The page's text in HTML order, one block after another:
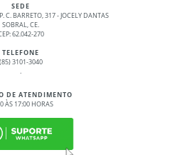
SEDE
C. BARRETO, 317 - JOCELY DANTAS
SOBRAL, CE.
62.042-270
TELEFONE
(85) 3101-3040
.
DE ATENDIMENTO
ÀS 17:00 HORAS